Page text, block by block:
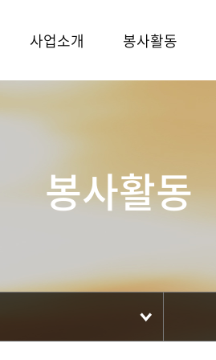
사업소개 봉사활동
봉사활동